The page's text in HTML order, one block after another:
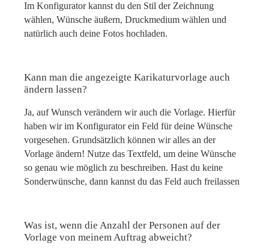
Im Konfigurator kannst du den Stil der Zeichnung
wählen, Wünsche äußern, Druckmedium wählen und
natürlich auch deine Fotos hochladen.
Kann man die angezeigte Karikaturvorlage auch
ändern lassen?
Ja, auf Wunsch verändern wir auch die Vorlage. Hierfür
haben wir im Konfigurator ein Feld für deine Wünsche
vorgesehen. Grundsätzlich können wir alles an der
Vorlage ändern! Nutze das Textfeld, um deine Wünsche
so genau wie möglich zu beschreiben. Hast du keine
Sonderwünsche, dann kannst du das Feld auch freilassen
Was ist, wenn die Anzahl der Personen auf der
Vorlage von meinem Auftrag abweicht?